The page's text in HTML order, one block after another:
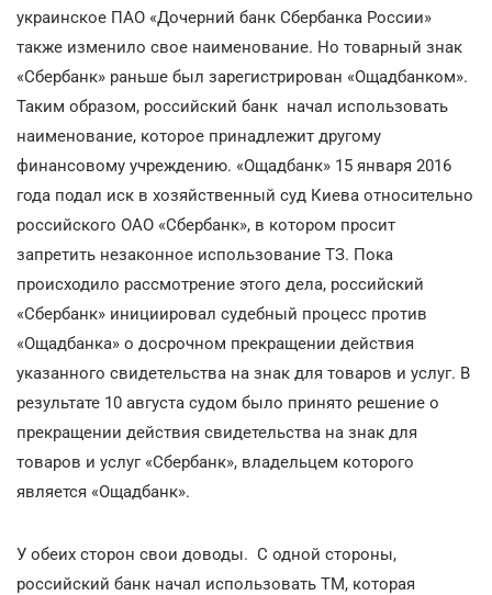
украинское ПАО «Дочерний банк Сбербанка России»
также изменило свое наименование. Но товарный знак
«Сбербанк» раньше был зарегистрирован «Ощадбанком».
Таким образом, российский банк начал использовать
наименование, которое принадлежит другому
финансовому учреждению. «Ощадбанк» 15 января 2016
года подал иск в хозяйственный суд Киева относительно
российского ОАО «Сбербанк», в котором просит
запретить незаконное использование ТЗ. Пока
происходило рассмотрение этого дела, российский
«Сбербанк» инициировал судебный процесс против
«Ощадбанка» о досрочном прекращении действия
указанного свидетельства на знак для товаров и услуг. В
результате 10 августа судом было принято решение о
прекращении действия свидетельства на знак для
товаров и услуг «Сбербанк», владельцем которого
является «Ощадбанк».
У обеих сторон свои доводы. С одной стороны,
российский банк начал использовать ТМ, которая